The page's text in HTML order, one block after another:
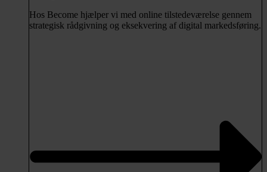
Hos Become hjælper vi med online tilstedeværelse gennem
strategisk rådgivning og eksekvering af digital markedsføring.